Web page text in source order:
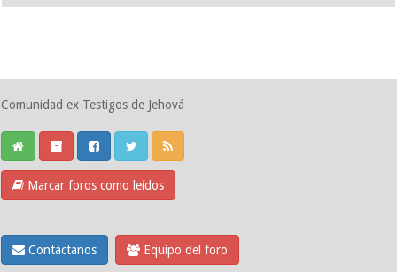
Comunidad ex-Testigos de Jehová
Marcar foros como leídos
Contáctanos Equipo del foro